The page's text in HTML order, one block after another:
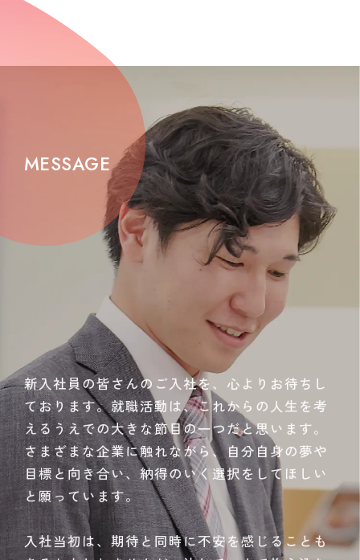
MESSAGE
新入社員の皆さんのご入社を、心よりお待ちし
ております。就職活動は、これからの人生を考
えるうえでの大きな節目の一つだと思います。
さまざまな企業に触れながら、自分自身の夢や
目標と向き合い、納得のいく選択をしてほしい
と願っています。
入社当初は、期待と同時に不安を感じることも